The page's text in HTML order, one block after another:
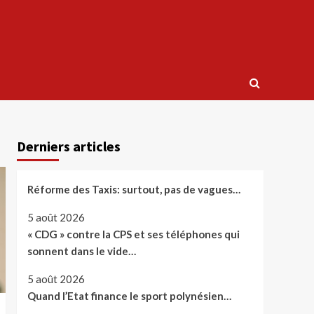
Derniers articles
Réforme des Taxis: surtout, pas de vagues…
5 août 2026
« CDG » contre la CPS et ses téléphones qui
sonnent dans le vide…
5 août 2026
Quand l’Etat finance le sport polynésien…